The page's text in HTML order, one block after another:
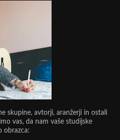
skupine, avtorji, aranžerji in ostali
vas, da nam vaše studijske
obrazca: